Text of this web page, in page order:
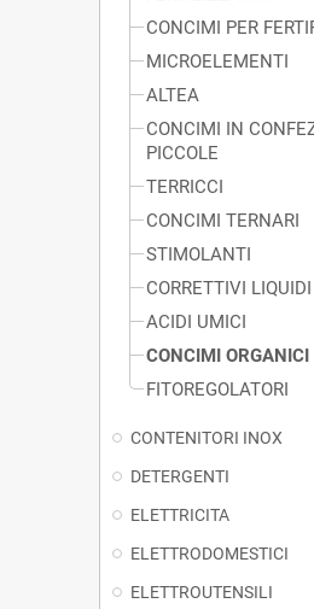
CONCIMI PER
MICROELEMENTI
ALTEA
CONCIMI IN
PICCOLE
TERRICCI
CONCIMI TERNARI
STIMOLANTI
CORRETTIVI LIQUIDI
ACIDI UMICI
CONCIMI ORGANICI
FITOREGOLATORI
CONTENITORI INOX
DETERGENTI
ELETTRICITA
ELETTRODOMESTICI
ELETTROUTENSILI